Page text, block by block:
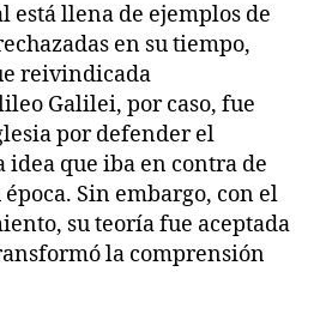
está llena de ejemplos de
en su tiempo,
reivindicada
Galilei, por caso, fue
por defender el
que iba en contra de
Sin embargo, con el
su teoría fue aceptada
la comprensión